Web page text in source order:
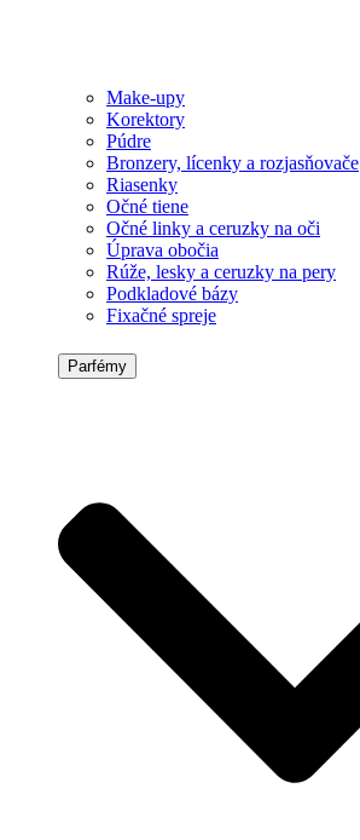
Make-upy
Korektory
Púdre
Bronzery, lícenky a rozjasňovače
Riasenky
Očné tiene
Očné linky a ceruzky na oči
Úprava obočia
Rúže, lesky a ceruzky na pery
Podkladové bázy
Fixačné spreje
Parfémy